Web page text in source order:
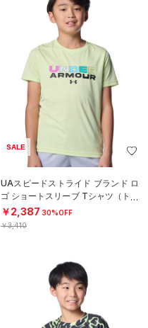
SALE
UAスピードストライド ブランド ロ
ゴ ショートスリーブ Tシャツ（トレ
ーニング/BOYS）
￥2,387 30%OFF
￥3,410